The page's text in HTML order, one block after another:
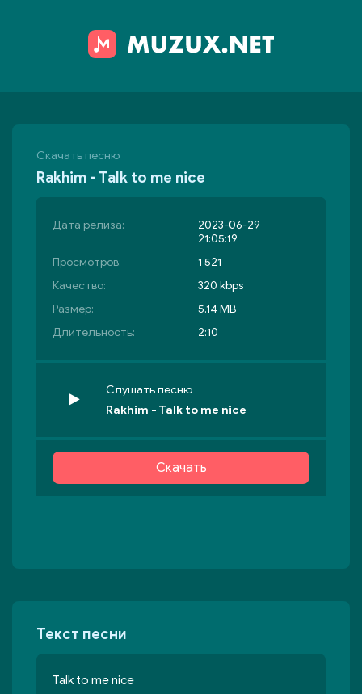
Скачать песню
Rakhim - Talk to me nice
Дата релиза:
2023-06-29
21:05:19
Просмотров:
1 521
Качество:
320 kbps
Размер:
5.14 MB
Длительность:
2:10
Слушать песню
Rakhim - Talk to me nice
Скачать
Текст песни
Talk to me nice